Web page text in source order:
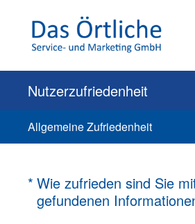
Nutzerzufriedenheit
Allgemeine Zufriedenheit
* Wie zufrieden sind Sie
gefundenen
(Erforderlich.)